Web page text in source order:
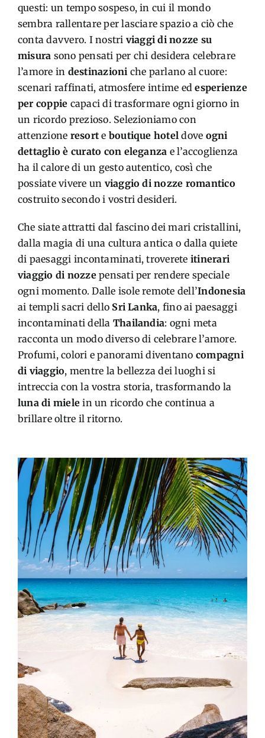
questi: un tempo sospeso, in cui il mondo
sembra rallentare per lasciare spazio a ciò che
conta davvero. I nostri viaggi di nozze su
misura sono pensati per chi desidera celebrare
l’amore in destinazioni che parlano al cuore:
scenari raffinati, atmosfere intime edesperienze
per coppie capaci di trasformare ogni giorno in
un ricordo prezioso. Selezioniamo con
attenzione resorte boutique hotel dove ogni
dettaglio è curato con eleganza e l’accoglienza
ha il calore di un gesto autentico, così che
possiate vivere un viaggio di nozze romantico
costruito secondo i vostri desideri.
Che siate attratti dal fascino dei mari cristallini,
dalla magia di una cultura antica o dalla quiete
di paesaggi incontaminati, troverete itinerari
viaggio di nozzepensati per rendere speciale
ogni momento. Dalle isole remote dell’Indonesia
ai templi sacri dello Sri Lanka, fino ai paesaggi
incontaminati della Thailandia: ogni meta
racconta un modo diverso di celebrare l’amore.
Profumi, colori e panorami diventano compagni
di viaggio, mentre la bellezza dei luoghi si
intreccia con la vostra storia, trasformando la
luna di miele in un ricordo che continua a
brillare oltre il ritorno.